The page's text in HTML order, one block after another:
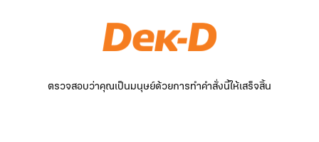
ตรวจสอบว่าคุณเป็นมนุษย์ด้วยการทำคำสั่งนี้ให้เสร็จสิ้น